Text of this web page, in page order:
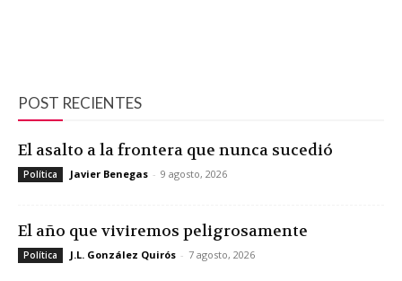
POST RECIENTES
El asalto a la frontera que nunca sucedió
Política Javier Benegas - 9 agosto, 2026
El año que viviremos peligrosamente
Política J.L. González Quirós - 7 agosto, 2026